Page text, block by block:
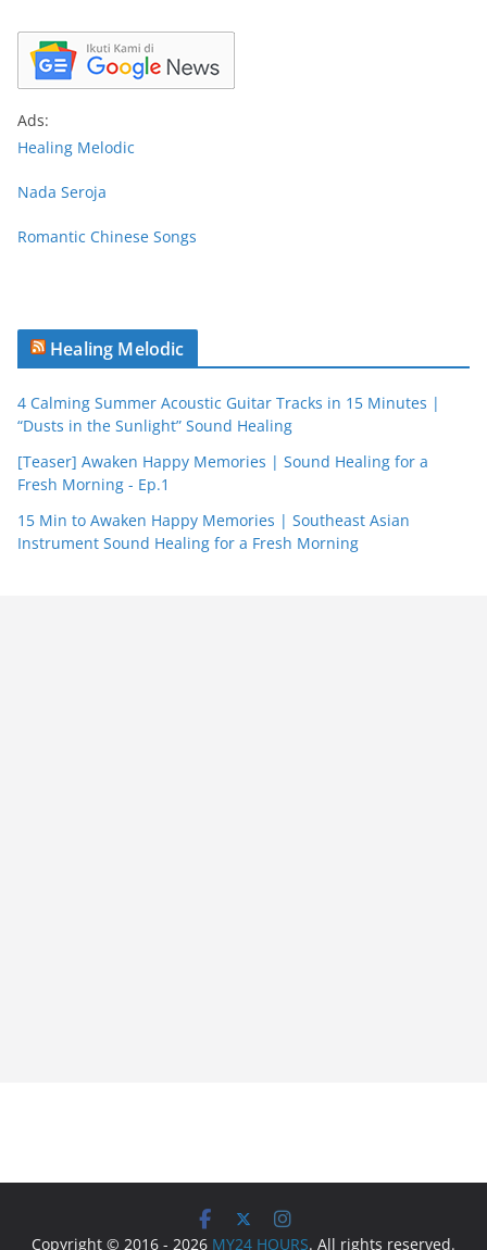
Ads:
Healing Melodic
Nada Seroja
Romantic Chinese Songs
Healing Melodic
4 Calming Summer Acoustic Guitar Tracks in 15 Minutes |
“Dusts in the Sunlight” Sound Healing
[Teaser] Awaken Happy Memories | Sound Healing for a
Fresh Morning - Ep.1
15 Min to Awaken Happy Memories | Southeast Asian
Instrument Sound Healing for a Fresh Morning
Copyright © 2016 - 2026 MY24 HOURS. All rights reserved.